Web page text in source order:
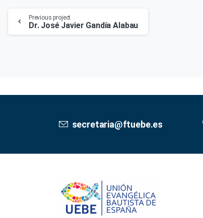
Continue
Previous project
Dr. José Javier Gandía Alabau
secretaria@ftuebe.es